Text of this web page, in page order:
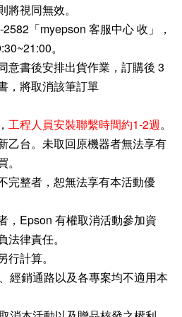
視同無效。
「myepson 客服中心 收」，
。
意書後安排出貨作業，訂購後 3
，將取消該筆訂單
工程人員安裝聯繫時間約1-2週。
乙台。未取回原機器者無法享有
完整者，恕無法享有本活動優
，Epson 有權取消活動參加資
律責任。
行計算。
經銷通路以及各專案均不適用本